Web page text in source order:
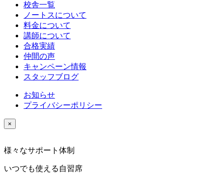
校舎一覧
ノートスについて
料金について
講師について
合格実績
仲間の声
キャンペーン情報
スタッフブログ
お知らせ
プライバシーポリシー
×
様々なサポート体制
いつでも使える自習席